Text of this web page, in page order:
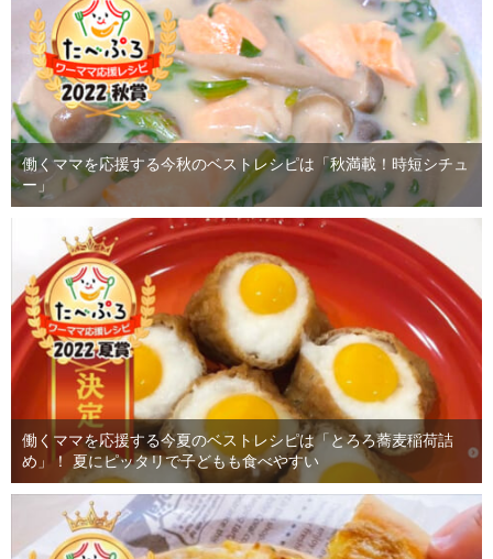
働くママを応援する今秋のベストレシピは「秋満載！時短シチュ
ー」
働くママを応援する今夏のベストレシピは「とろろ蕎麦稲荷詰
め」！ 夏にピッタリで子どもも食べやすい